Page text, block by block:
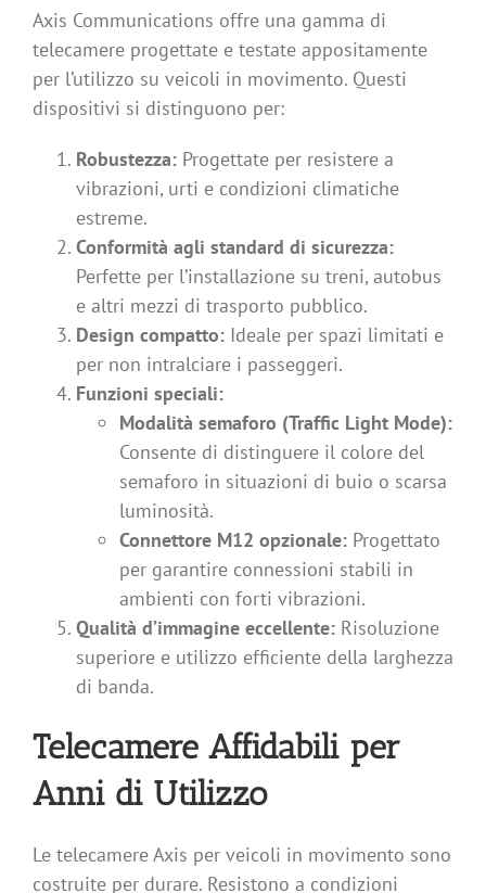
Axis Communications offre una gamma di
telecamere progettate e testate appositamente
per l’utilizzo su veicoli in movimento. Questi
dispositivi si distinguono per:
Robustezza: Progettate per resistere a
vibrazioni, urti e condizioni climatiche
estreme.
Conformità agli standard di sicurezza:
Perfette per l’installazione su treni, autobus
e altri mezzi di trasporto pubblico.
Design compatto: Ideale per spazi limitati e
per non intralciare i passeggeri.
Funzioni speciali:
Modalità semaforo (Traffic Light Mode):
Consente di distinguere il colore del
semaforo in situazioni di buio o scarsa
luminosità.
Connettore M12 opzionale: Progettato
per garantire connessioni stabili in
ambienti con forti vibrazioni.
Qualità d’immagine eccellente: Risoluzione
superiore e utilizzo efficiente della larghezza
di banda.
Telecamere Affidabili per
Anni di Utilizzo
Le telecamere Axis per veicoli in movimento sono
costruite per durare. Resistono a condizioni